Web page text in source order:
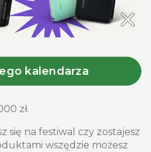
kalendarza
zł.
się na festiwal czy zostajesz
wszędzie możesz